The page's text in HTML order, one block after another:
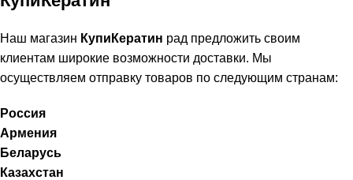
Наш магазин КупиКератин рад предложить своим
клиентам широкие возможности доставки. Мы
осуществляем отправку товаров по следующим странам:
Россия
Армения
Беларусь
Казахстан